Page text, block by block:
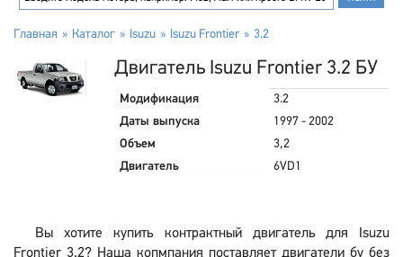
Главная Каталог Isuzu Isuzu Frontier 3.2
Двигатель Isuzu Frontier 3.2 БУ
Модификация
3.2
Даты выпуска
1997 - 2002
Объем
3,2
Двигатель
6VD1
Вы хотите купить контрактный двигатель для Isuzu
Frontier 3.2? Наша копмпания поставляет двигатели бу без